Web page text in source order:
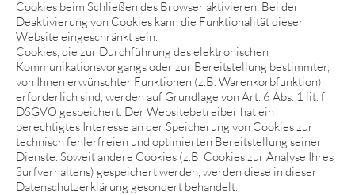
Cookies beim Schließen des Browser aktivieren. Bei der
Deaktivierung von Cookies kann die Funktionalität dieser
Website eingeschränkt sein.
Cookies, die zur Durchführung des elektronischen
Kommunikationsvorgangs oder zur Bereitstellung bestimmter,
von Ihnen erwünschter Funktionen (z.B. Warenkorbfunktion)
erforderlich sind, werden auf Grundlage von Art. 6 Abs. 1 lit. f
DSGVO gespeichert. Der Websitebetreiber hat ein
berechtigtes Interesse an der Speicherung von Cookies zur
technisch fehlerfreien und optimierten Bereitstellung seiner
Dienste. Soweit andere Cookies (z.B. Cookies zur Analyse Ihres
Surfverhaltens) gespeichert werden, werden diese in dieser
Datenschutzerklärung gesondert behandelt.